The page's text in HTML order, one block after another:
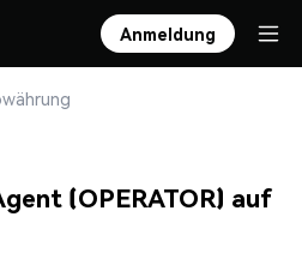
Anmeldung
(OPERATOR) auf